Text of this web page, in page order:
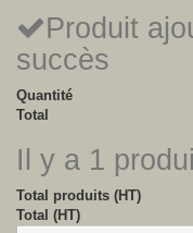
Produit
succès
Quantité
Total
Il y a 1
Total produits (HT)
Total (HT)